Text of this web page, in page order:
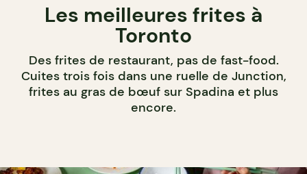
Les meilleures frites à
Toronto
Des frites de restaurant, pas de fast-food.
Cuites trois fois dans une ruelle de Junction,
frites au gras de bœuf sur Spadina et plus
encore.